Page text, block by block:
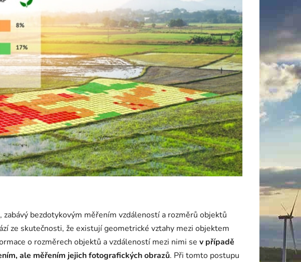
bezdotykovým měřením vzdáleností a rozměrů objektů
ze skutečnosti, že existují geometrické vztahy mezi objektem
o rozměrech objektů a vzdáleností mezi nimi se v případě
ale měřením jejich fotografických obrazů. Při tomto postupu